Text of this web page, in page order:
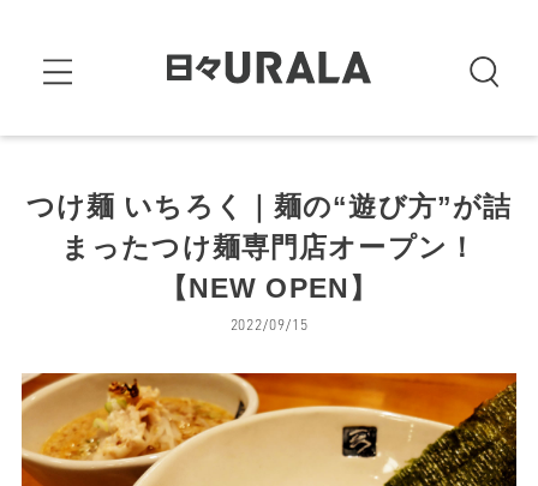
つけ麺 いちろく｜麺の“遊び方”が詰
まったつけ麺専門店オープン！
【NEW OPEN】
2022/09/15